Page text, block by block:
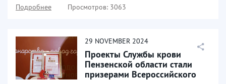
Подробнее Просмотров: 3063
29 NOVEMBER 2024
Проекты Службы крови
Пензенской области стали
призерами Всероссийского